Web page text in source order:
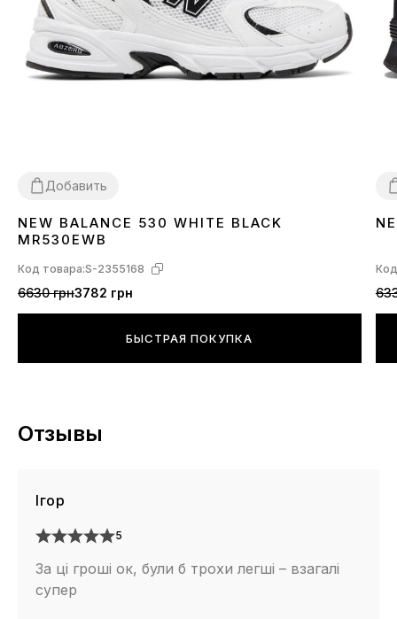
Добавить
3637 3839404142 43444546
NEW BALANCE 530 WHITE BLACK
MR530EWB
Код товара:S-2355168
6630 грн3782 грн
БЫСТРАЯ ПОКУПКА
Отзывы
Ігор
5
За ці гроші ок, були б трохи легші – взагалі
супер